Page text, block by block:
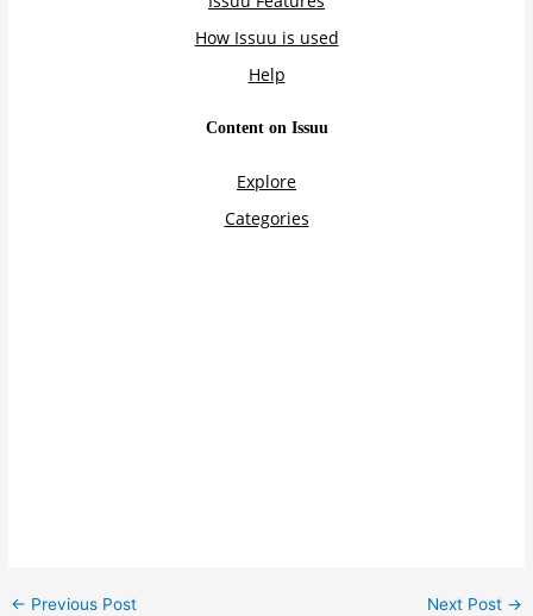
← Previous Post Next Post →